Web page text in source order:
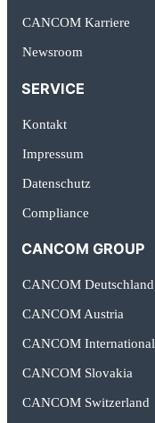
CANCOM Karriere
Newsroom
SERVICE
Kontakt
Impressum
Datenschutz
Compliance
CANCOM GROUP
CANCOM Deutschland
CANCOM Austria
CANCOM International
CANCOM Slovakia
CANCOM Switzerland